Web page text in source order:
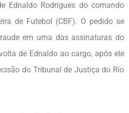
Ednaldo Rodrigues do comando
de Futebol (CBF). O pedido se
em uma das assinaturas do
de Ednaldo ao cargo, após ele
do Tribunal de Justiça do Rio